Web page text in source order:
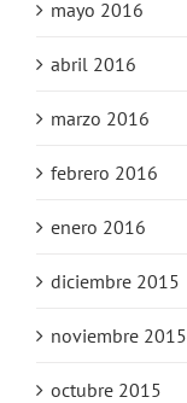
mayo 2016
abril 2016
marzo 2016
febrero 2016
enero 2016
diciembre 2015
noviembre 2015
octubre 2015